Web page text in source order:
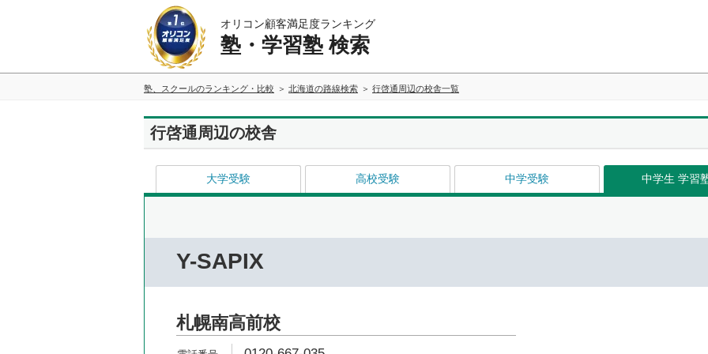
オリコン顧客満足度ランキング
塾・学習塾 検索
塾、スクールのランキング・比較 北海道の路線検索 行啓通周辺の校舎一覧
行啓通周辺の校舎
大学受験 高校受験 中学受験 中学生 学習
Y-SAPIX
札幌南高前校